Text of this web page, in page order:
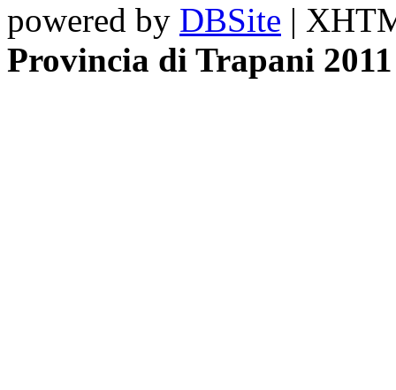
powered by DBSite |
Provincia di Trapani 2011